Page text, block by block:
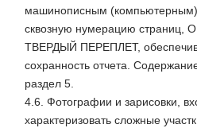
машинописным
сквозную нумерацию
ТВЕРДЫЙ ПЕРЕПЛЕТ,
сохранность отчета.
раздел 5.
4.6. Фотографии и зарисовки,
характеризовать сложные